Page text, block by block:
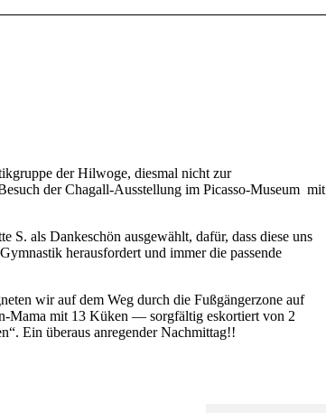
der Hilwoge, diesmal nicht zur
der Chagall-Ausstellung im Picasso-Museum mit
S. als Dankeschön ausgewählt, dafür, dass diese uns
herausfordert und immer die passende
wir auf dem Weg durch die Fußgängerzone auf
Mama mit 13 Küken — sorgfältig eskortiert von 2
Ein überaus anregender Nachmittag!!